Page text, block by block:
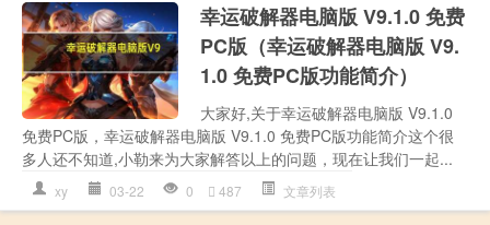
幸运破解器电脑版 V9.1.0 免费
PC版（幸运破解器电脑版 V9.
1.0 免费PC版功能简介）
大家好,关于幸运破解器电脑版 V9.1.0
免费PC版，幸运破解器电脑版 V9.1.0 免费PC版功能简介这个很
多人还不知道,小勒来为大家解答以上的问题，现在让我们一起...
xy 03-22 0 487 文章列表